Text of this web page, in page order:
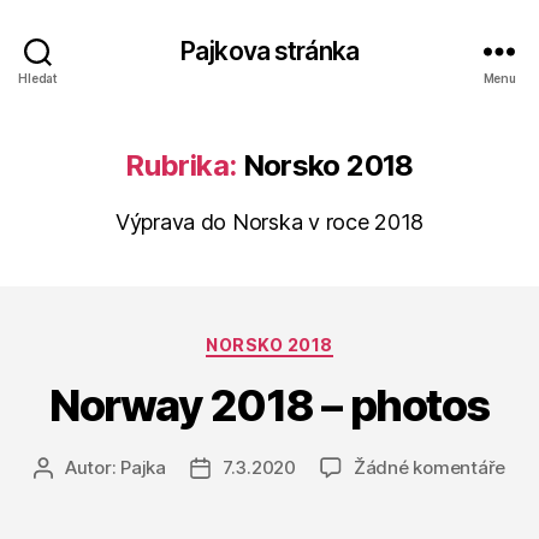
Hledat
Pajkova stránka
Menu
Rubrika: Norsko 2018
Výprava do Norska v roce 2018
Rubriky
NORSKO 2018
Norway 2018 – photos
AutorAutor: Pajka
Datum
7.3.2020 Žádné komentářeu